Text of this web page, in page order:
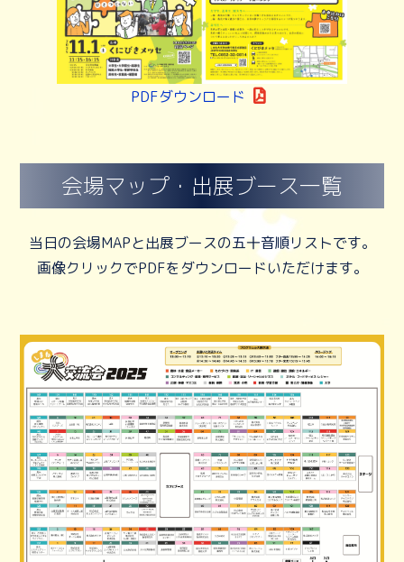
PDFダウンロード
会場マップ・出展ブース一覧
当日の会場MAPと出展ブースの五十音順リストです。
画像クリックでPDFをダウンロードいただけます。